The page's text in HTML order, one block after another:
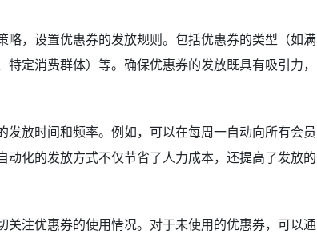
略，设置优惠券的发放规则。包括优惠券的类型（如满
定消费群体）等。确保优惠券的发放既具有吸引力，
放时间和频率。例如，可以在每周一自动向所有会员
化的发放方式不仅节省了人力成本，还提高了发放的
注优惠券的使用情况。对于未使用的优惠券，可以通